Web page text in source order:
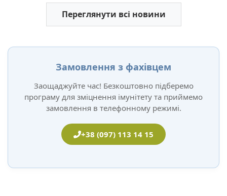
Переглянути всі новини
Замовлення з фахівцем
Заощаджуйте час! Безкоштовно підберемо
програму для зміцнення імунітету та приймемо
замовлення в телефонному режимі.
+38 (097) 113 14 15